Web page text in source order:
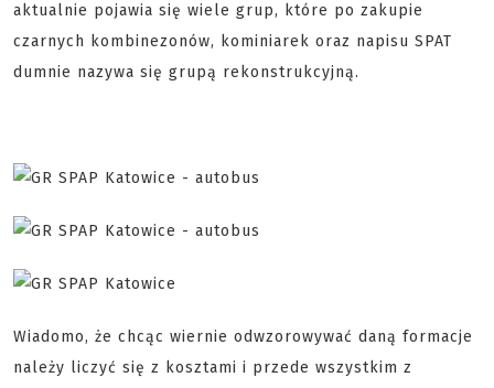
aktualnie pojawia się wiele grup, które po zakupie
czarnych kombinezonów, kominiarek oraz napisu SPAT
dumnie nazywa się grupą rekonstrukcyjną.
Wiadomo, że chcąc wiernie odwzorowywać daną formacje
należy liczyć się z kosztami i przede wszystkim z